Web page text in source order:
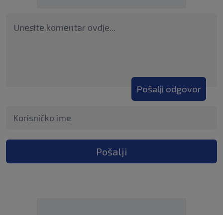
Pošalji odgovor
Pošalji